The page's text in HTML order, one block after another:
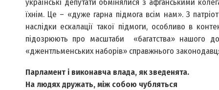
українські депутати обмінялися з афганськими
їхнім. Це – «дуже гарна підмога всім нам». З
наслідки ескалації такої підмоги, особливо в
підозрюють про масштаби «багатства» нашого
«джентльменських наборів» справжнього
Парламент і виконавча влада, як зведенята.
На людях дружать, між собою чубляться